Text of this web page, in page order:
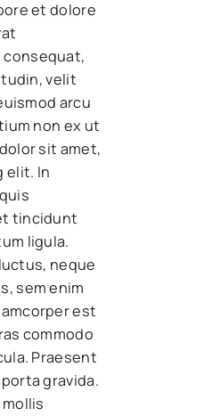
et dolore
consequat,
velit
arcu
non ex ut
sit amet,
elit. In
tincidunt
ligula.
neque
sem enim
est
commodo
Praesent
gravida.